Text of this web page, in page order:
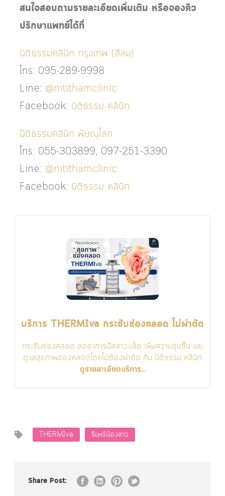
สนใจสอบถามรายละเอียดเพิ่มเติม หรือจองคิว
ปรึกษาแพทย์ได้ที่
นิติธรรมคลินิก กรุงเทพ (สีลม)
โทร: 095-289-9998
Line: @nitithamclinic
Facebook: นิติธรรม คลินิก
นิติธรรมคลินิก พิษณุโลก
โทร: 055-303899, 097-251-3390
Line: @nitithamclinic
Facebook: นิติธรรม คลินิก
บริการ THERMIva กระชับช่องคลอด ไม่ผ่าตัด
กระชับช่องคลอด ลดอาการปัสสาวะเล็ด เพิ่มความชุ่มชื้น และ
ดูแลสุขภาพช่องคลอดโดยไม่ต้องผ่าตัด กับ นิติธรรม คลินิก
ดูรายละเอียดบริการ...
THERMIva รีแพร์น้องสาว
Share Post: